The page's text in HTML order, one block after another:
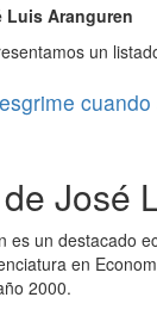
Luis Aranguren
un
José
es un destacado
en
2000.